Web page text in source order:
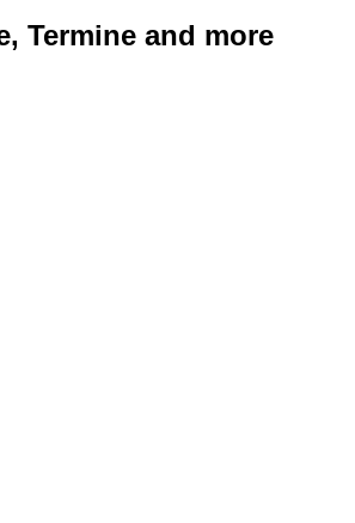
Termine and more